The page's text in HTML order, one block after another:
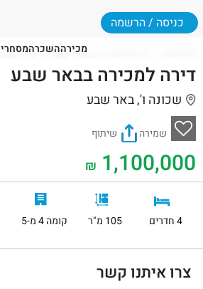
מכירההשכרהמסחרי
כניסה / הרשמה
דירות למכירה בבאר שבע באר שבע
דירה למכירה בבאר שבע
שכונה ו', באר שבע
שמירה שיתוף
1,100,000
₪
4 חדרים 105 מ"ר קומה 4 מ-5
צרו איתנו קשר